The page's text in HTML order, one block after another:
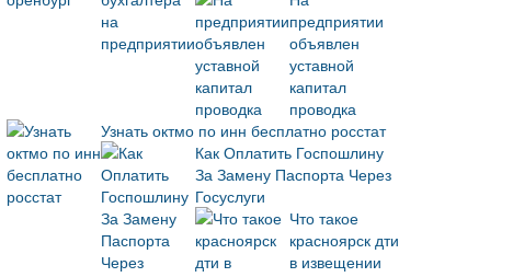
предприятии
объявлен
уставной
капитал
проводка
Узнать октмо по инн бесплатно росстат
Как Оплатить Госпошлину
За Замену Паспорта Через
Госуслуги
Что такое
красноярск дти
в извещении